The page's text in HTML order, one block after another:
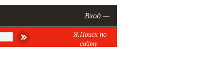
Вход —
Я.Поиск по
сайту